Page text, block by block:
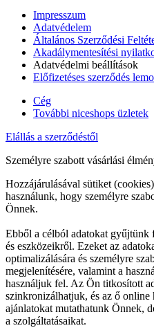
Impresszum
Adatvédelem
Általános Szerződési
Akadálymentesítési
Adatvédelmi beállítások
Előfizetéses szerződés
Cég
További niceshops üzletek
Elállás a szerződéstől
Személyre szabott vásárlási
Hozzájárulásával sütiket
használunk, hogy személyre
Önnek.
Ebből a célból adatokat gyűjtünk
és eszközeikről. Ezeket az
optimalizálására és személyre
megjelenítésére, valamint a
használjuk fel. Az Ön titkosított
szinkronizálhatjuk, és az ő online
ajánlatokat mutathatunk Önnek,
a szolgáltatásaikat.